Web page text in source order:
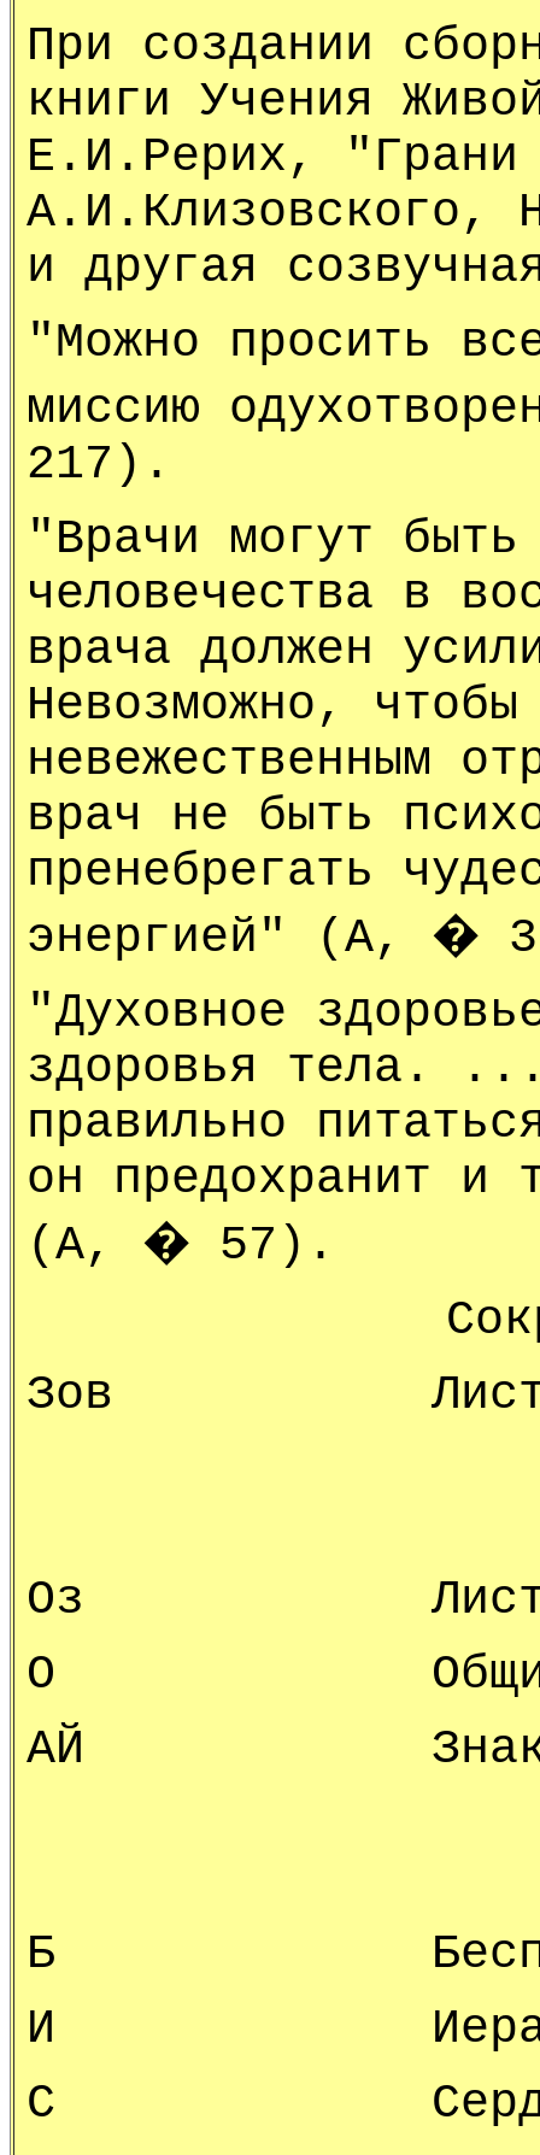
При создании
книги Учения
Е.И.Рерих, "Грани
А.И.Клизовского,
и другая
"Можно просить
миссию
217).
"Врачи могут быть
человечества в
врача должен
Невозможно,
невежественным
врач не быть
пренебрегать
энергией" (А, �
"Духовное
здоровья тела.
правильно
он предохранит и
(А, � 57).
Зов Листы
Оз Листы
О
АЙ Знаки
Б
И
С